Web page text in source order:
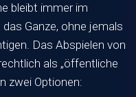
bleibt immer im
Ganze, ohne jemals
Das Abspielen von
als „öffentliche
zwei Optionen: